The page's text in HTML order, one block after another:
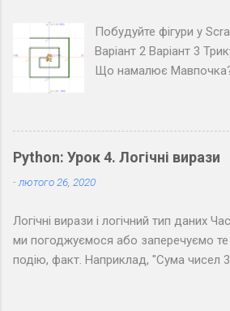
паузи між буквами, ще
Розкодуйте
Побудуйте фігури у
Варіант 2 Варіант 3
Що намалює
Python: Урок 4. Логічні вирази
- лютого 26, 2020
Логічні вирази і логічний тип даних
ми погоджуємося або заперечуємо
подію, факт. Наприклад, "Сума чисел 3
хибним. Можна помітити, що з точки